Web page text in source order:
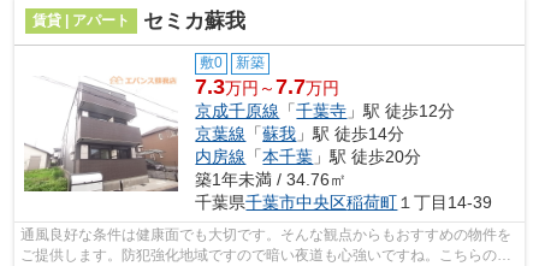
賃貸 | アパート セミカ蘇我
敷0 新築
7.3万円～7.7万円
京成千原線 「千葉寺 」駅 徒歩12分
京葉線 「蘇我 」駅 徒歩14分
内房線 「本千葉 」駅 徒歩20分
築1年未満 / 34.76㎡
千葉県千葉市中央区稲荷町 １丁目14-39
通風良好な条件は健康面でも大切です。そんな観点からもおすすめの物件を
ご提供します。防犯強化地域ですので暗い夜道も心強いですね。こちらの物